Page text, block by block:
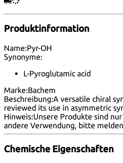
Produktinformation
Name:Pyr-OH
Synonyme:
L-Pyroglutamic acid
Marke:Bachem
Beschreibung:A versatile chiral
reviewed its use in asymmetric
Hinweis:Unsere Produkte sind
andere Verwendung, bitte melden
Chemische Eigenschaften